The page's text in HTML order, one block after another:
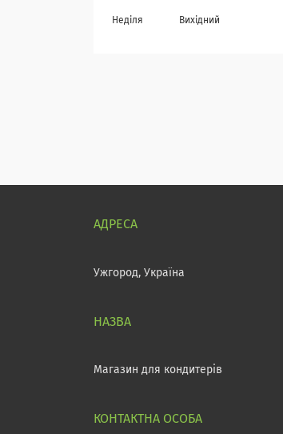
Неділя Вихідний
Ужгород, Україна
Магазин для кондитерів